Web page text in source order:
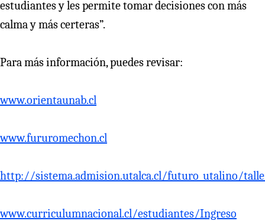
estudiantes y les permite tomar decisiones con más
calma y más certeras”.
Para más información, puedes revisar:
www.orientaunab.cl
www.fururomechon.cl
http://sistema.admision.utalca.cl/futuro_utalino/
www.curriculumnacional.cl/estudiantes/Ingreso